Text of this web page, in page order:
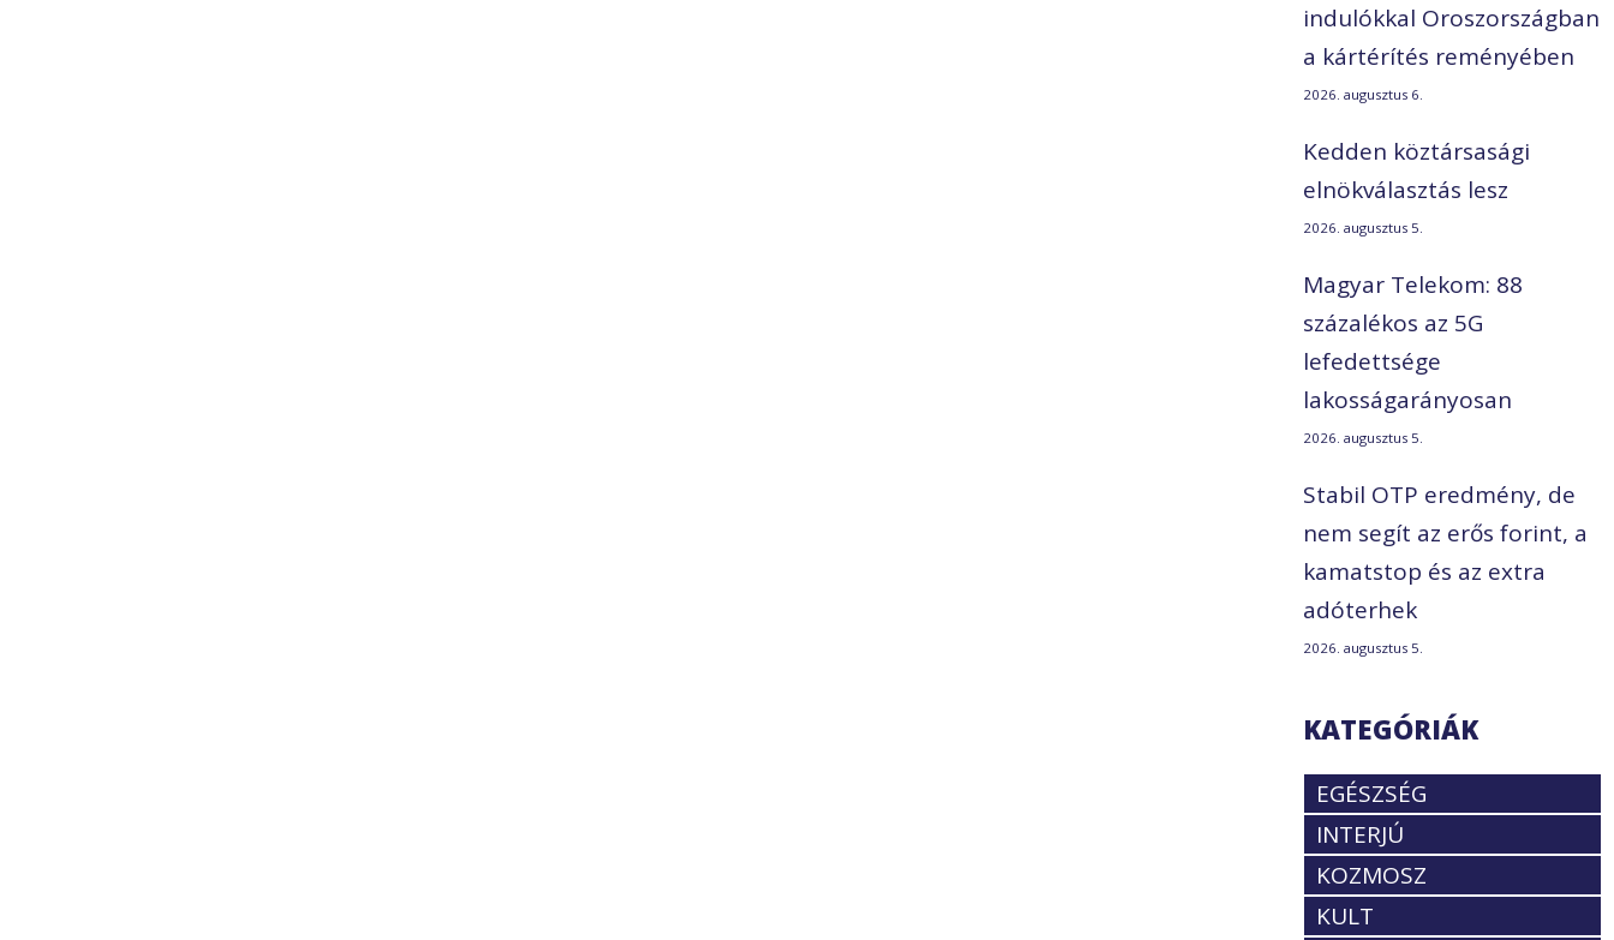
indulókkal Oroszországban
a kártérítés reményében
2026. augusztus 6.
Kedden köztársasági
elnökválasztás lesz
2026. augusztus 5.
Magyar Telekom: 88
százalékos az 5G
lefedettsége
lakosságarányosan
2026. augusztus 5.
Stabil OTP eredmény, de
nem segít az erős forint, a
kamatstop és az extra
adóterhek
2026. augusztus 5.
KATEGÓRIÁK
EGÉSZSÉG
INTERJÚ
KOZMOSZ
KULT